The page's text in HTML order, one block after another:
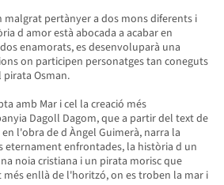
malgrat pertànyer a dos mons diferents i
d amor està abocada a acabar en
enamorats, es desenvoluparà una
on participen personatges tan coneguts
Osman.
amb Mar i cel la creació més
Dagoll Dagom, que a partir del text de
l'obra de d Àngel Guimerà, narra la
eternament enfrontades, la història d un
noia cristiana i un pirata morisc que
enllà de l'horitzó, on es troben la mar i